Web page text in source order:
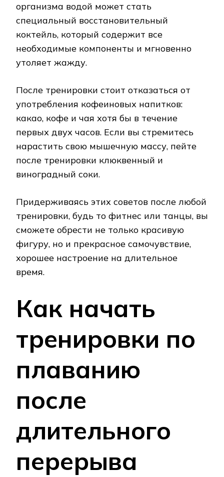
организма водой может стать
специальный восстановительный
коктейль, который содержит все
необходимые компоненты и мгновенно
утоляет жажду.
После тренировки стоит отказаться от
употребления кофеиновых напитков:
какао, кофе и чая хотя бы в течение
первых двух часов. Если вы стремитесь
нарастить свою мышечную массу, пейте
после тренировки клюквенный и
виноградный соки.
Придерживаясь этих советов после любой
тренировки, будь то фитнес или танцы, вы
сможете обрести не только красивую
фигуру, но и прекрасное самочувствие,
хорошее настроение на длительное
время.
Как начать
тренировки по
плаванию
после
длительного
перерыва